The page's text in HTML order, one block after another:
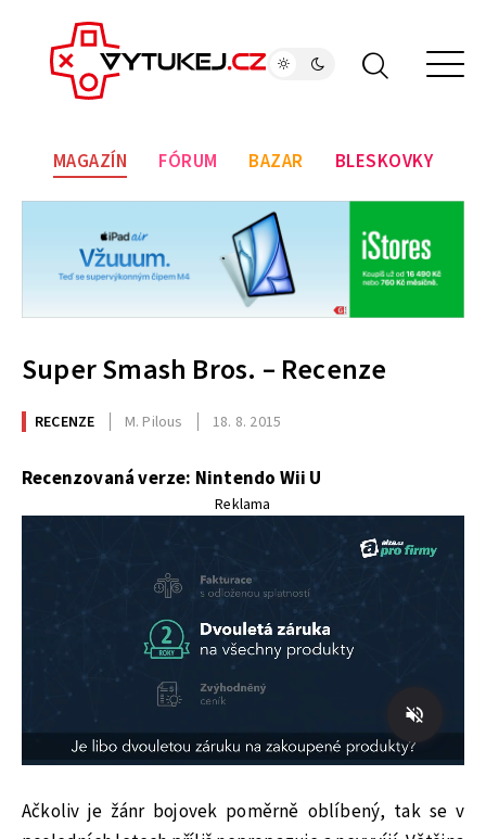
MAGAZÍN FÓRUM BAZAR BLESKOVKY
Super Smash Bros. – Recenze
RECENZE M. Pilous 18. 8. 2015
Recenzovaná verze: Nintendo Wii U
Reklama
Ačkoliv je žánr bojovek poměrně oblíbený, tak se v